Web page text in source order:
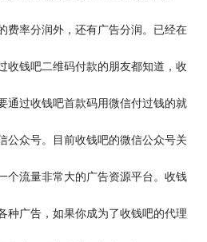
费率分润外，还有广告分润。已经在
收钱吧二维码付款的朋友都知道，收
通过收钱吧首款码用微信付过钱的就
公众号。目前收钱吧的微信公众号关
个流量非常大的广告资源平台。收钱
种广告，如果你成为了收钱吧的代理